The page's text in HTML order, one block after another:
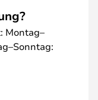
Montag–